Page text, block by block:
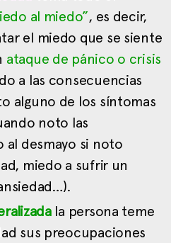
al miedo”, es decir,
el miedo que se siente
ataque de pánico o crisis
a las consecuencias
alguno de los síntomas
noto las
al desmayo si noto
miedo a sufrir un
la persona teme
sus preocupaciones